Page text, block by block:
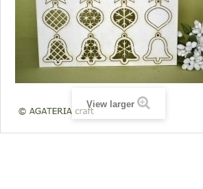
View larger